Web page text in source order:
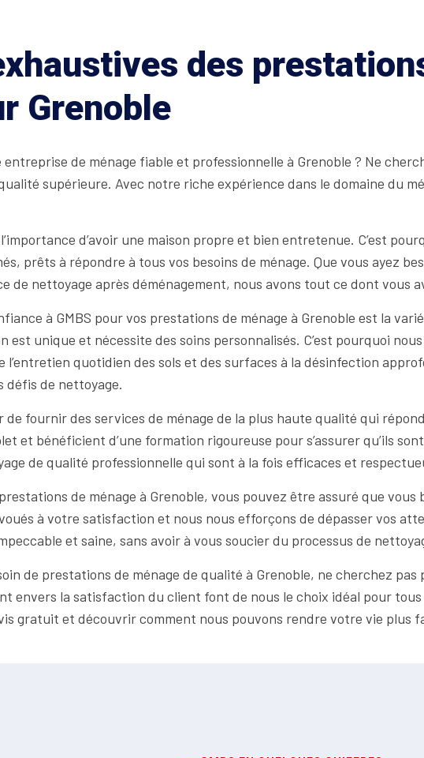
des
Grenoble
de ménage fiable et professionnelle à Grenoble ? Ne
supérieure. Avec notre riche expérience dans le domaine du
d’avoir une maison propre et bien entretenue. C’est
prêts à répondre à tous vos besoins de ménage. Que vous ayez
de nettoyage après déménagement, nous avons tout ce dont vous
à GMBS pour vos prestations de ménage à Grenoble est la
est unique et nécessite des soins personnalisés. C’est pourquoi
l’entretien quotidien des sols et des surfaces à la désinfection
défis de nettoyage.
de fournir des services de ménage de la plus haute qualité qui
et bénéficient d’une formation rigoureuse pour s’assurer qu’ils
de qualité professionnelle qui sont à la fois efficaces et
de ménage à Grenoble, vous pouvez être assuré que
à votre satisfaction et nous nous efforçons de dépasser vos
et saine, sans avoir à vous soucier du processus de
de prestations de ménage de qualité à Grenoble, ne cherchez
envers la satisfaction du client font de nous le choix idéal pour
gratuit et découvrir comment nous pouvons rendre votre vie plus